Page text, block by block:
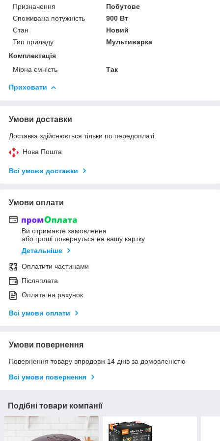
Призначення
Побутове
Споживана потужність
900 Вт
Стан
Новий
Тип приладу
Мультиварка
Комплектація
Мірна ємність
Так
Приховати
Умови доставки
Доставка здійснюється тільки по передоплаті.
Нова Пошта
Всі умови доставки
Умови оплати
Ви отримаєте замовлення
або гроші повернуться на вашу картку
Детальніше
Оплатити частинами
Післяплата
Оплата на рахунок
Всі умови оплати
Умови повернення
Повернення товару впродовж 14 днів за домовленістю
Всі умови повернення
Подібні товари компанії